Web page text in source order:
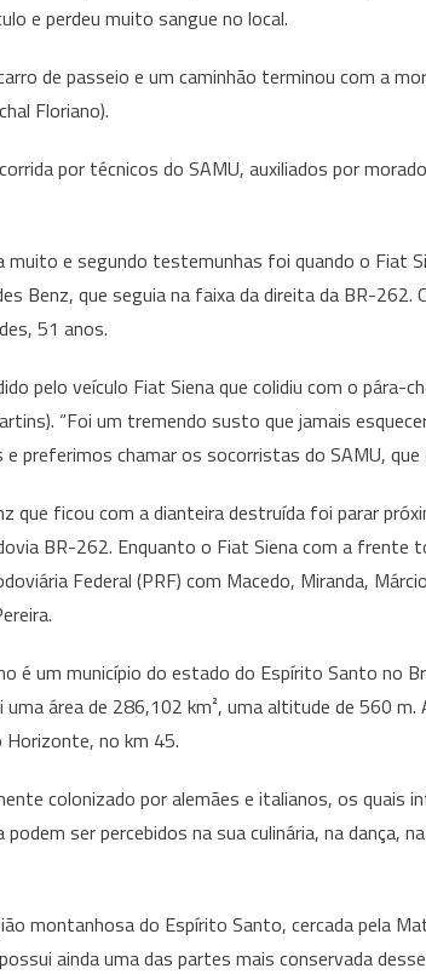
e perdeu muito sangue no local.
de passeio e um caminhão terminou com a
Floriano).
por técnicos do SAMU, auxiliados por
e segundo testemunhas foi quando o Fiat
Benz, que seguia na faixa da direita da BR-
51 anos.
pelo veículo Fiat Siena que colidiu com o pára-
“Foi um tremendo susto que jamais
preferimos chamar os socorristas do SAMU, que
que ficou com a dianteira destruída foi parar
BR-262. Enquanto o Fiat Siena com a
Federal (PRF) com Macedo, Miranda,
é um município do estado do Espírito Santo no
área de 286,102 km², uma altitude de 560
no km 45.
colonizado por alemães e italianos, os quais
ser percebidos na sua culinária, na dança,
montanhosa do Espírito Santo, cercada pela
ainda uma das partes mais conservada